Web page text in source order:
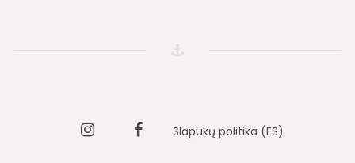
InstagramVila Slapukų politika (ES)